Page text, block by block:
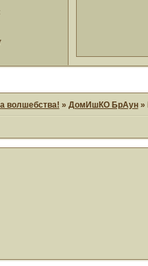
волшебства! » ДомИшКО БрАун »